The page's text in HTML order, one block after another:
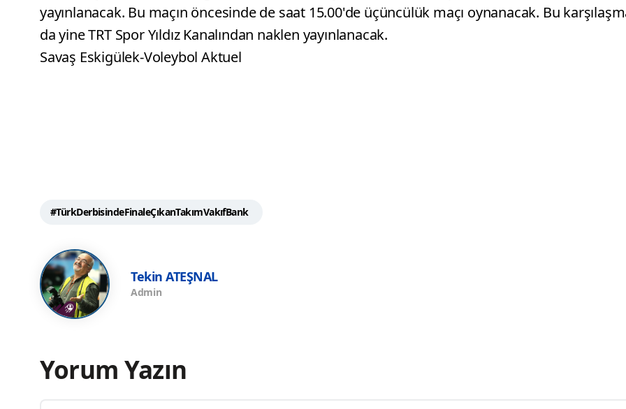
yayınlanacak. Bu maçın öncesinde de saat 15.00'de üçüncülük maçı oynanacak. Bu
da yine TRT Spor Yıldız Kanalından naklen yayınlanacak.
Savaş Eskigülek-Voleybol Aktuel
#TürkDerbisindeFinaleÇıkanTakımVakıfBank
Tekin ATEŞNAL
Admin
Yorum Yazın